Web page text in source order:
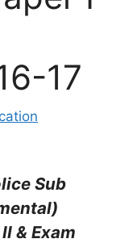
17
Sub
& Exam